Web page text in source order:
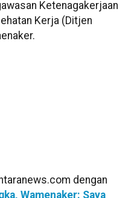
Ketenagakerjaan
Kerja (Ditjen
dengan
Wamenaker: Saya